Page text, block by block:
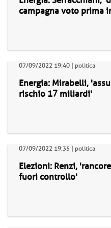
campagna voto prima
07/09/2022 19:40 | politica
Energia: Mirabelli,
rischio 17 miliardi'
07/09/2022 19:35 | politica
Elezioni: Renzi,
fuori controllo'